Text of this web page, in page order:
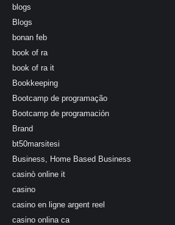
blogs
Blogs
bonan feb
book of ra
book of ra it
Bookkeeping
Bootcamp de programação
Bootcamp de programación
Brand
bt50marsitesi
Business, Home Based Business
casinò online it
casino
casino en ligne argent reel
casino onlina ca